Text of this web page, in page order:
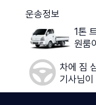
운송정보
1톤
원룸
차에 짐
기사님